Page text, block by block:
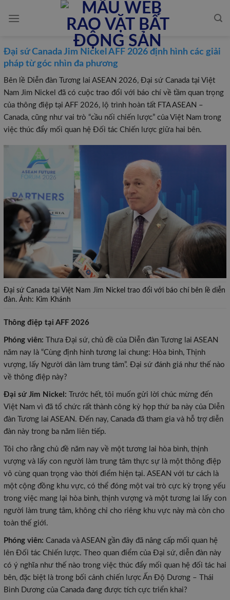
Đại sứ Canada Jim Nickel AFF 2026 định hình các giải
pháp từ góc nhìn đa phương
Bên lề Diễn đàn Tương lai ASEAN 2026, Đại sứ Canada tại Việt
Nam Jim Nickel đã có cuộc trao đổi với báo chí về tầm quan trọng
của thông điệp tại AFF 2026, lộ trình hoàn tất FTA ASEAN –
Canada, cũng như vai trò “cầu nối chiến lược” của Việt Nam trong
việc thúc đẩy mối quan hệ Đối tác Chiến lược giữa hai bên.
Đại sứ Canada tại Việt Nam Jim Nickel trao đổi với báo chí bên lề diễn
đàn. Ảnh: Kim Khánh
Thông điệp tại AFF 2026
Phóng viên: Thưa Đại sứ, chủ đề của Diễn đàn Tương lai ASEAN
năm nay là “Cùng định hình tương lai chung: Hòa bình, Thịnh
vượng, lấy Người dân làm trung tâm”. Đại sứ đánh giá như thế nào
về thông điệp này?
Đại sứ Jim Nickel : Trước hết, tôi muốn gửi lời chúc mừng đến
Việt Nam vì đã tổ chức rất thành công kỳ họp thứ ba này của Diễn
đàn Tương lai ASEAN. Đến nay, Canada đã tham gia và hỗ trợ diễn
đàn này trong ba năm liên tiếp.
Tôi cho rằng chủ đề năm nay về một tương lai hòa bình, thịnh
vượng và lấy con người làm trung tâm thực sự là một thông điệp
vô cùng quan trọng vào thời điểm hiện tại. ASEAN với tư cách là
một cộng đồng khu vực, có thể đóng một vai trò cực kỳ trọng yếu
trong việc mang lại hòa bình, thịnh vượng và một tương lai lấy con
người làm trung tâm, không chỉ cho riêng khu vực này mà còn cho
toàn thế giới.
Phóng viên: Canada và ASEAN gần đây đã nâng cấp mối quan hệ
lên Đối tác Chiến lược. Theo quan điểm của Đại sứ, diễn đàn này
có ý nghĩa như thế nào trong việc thúc đẩy mối quan hệ đối tác hai
bên, đặc biệt là trong bối cảnh chiến lược Ấn Độ Dương – Thái
Bình Dương của Canada đang được tích cực triển khai?